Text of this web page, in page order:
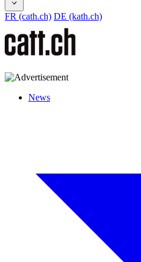
FR (cath.ch) DE (kath.ch)
News